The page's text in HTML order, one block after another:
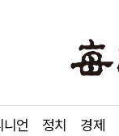
언 정치 경제